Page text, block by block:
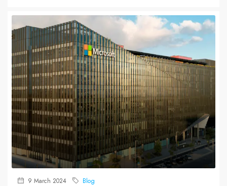
9 March 2024 Blog